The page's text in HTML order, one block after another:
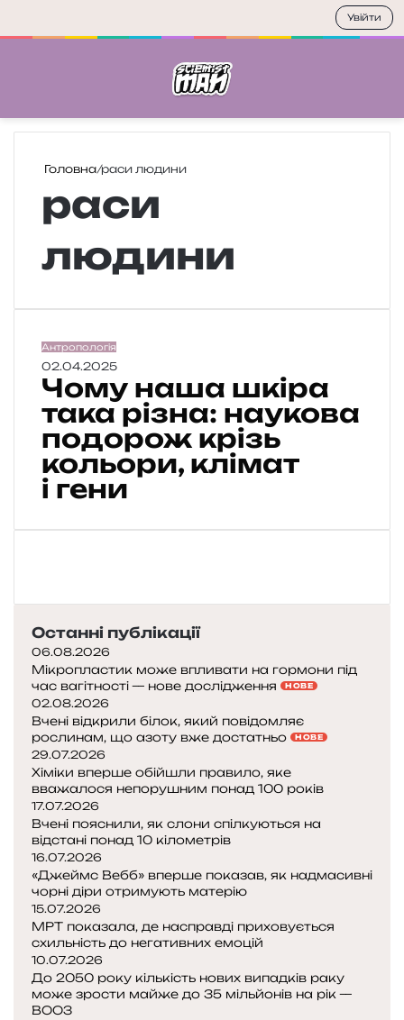
Головна/раси людини
раси
людини
Ч
о
м
н
а
ш
а
ш
к
а
р
і
з
н
а
:
а
у
к
о
в
а
п
о
р
о
Антропологія
02.04.2025
Чому наша шкіра
така різна: наукова
подорож крізь
кольори, клімат
і гени
Останні публікації
06.08.2026
Мікропластик може впливати на гормони під
час вагітності — нове дослідження
НОВЕ
02.08.2026
Вчені відкрили білок, який повідомляє
рослинам, що азоту вже достатньо
НОВЕ
29.07.2026
Хіміки вперше обійшли правило, яке
вважалося непорушним понад 100 років
17.07.2026
Вчені пояснили, як слони спілкуються на
відстані понад 10 кілометрів
16.07.2026
«Джеймс Вебб» вперше показав, як надмасивні
чорні діри отримують матерію
15.07.2026
МРТ показала, де насправді приховується
схильність до негативних емоцій
10.07.2026
До 2050 року кількість нових випадків раку
може зрости майже до 35 мільйонів на рік —
ВООЗ
Увійти